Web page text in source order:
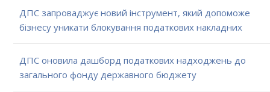
ДПС запроваджує новий інструмент, який допоможе
бізнесу уникати блокування податкових накладних
ДПС оновила дашборд податкових надходжень до
загального фонду державного бюджету